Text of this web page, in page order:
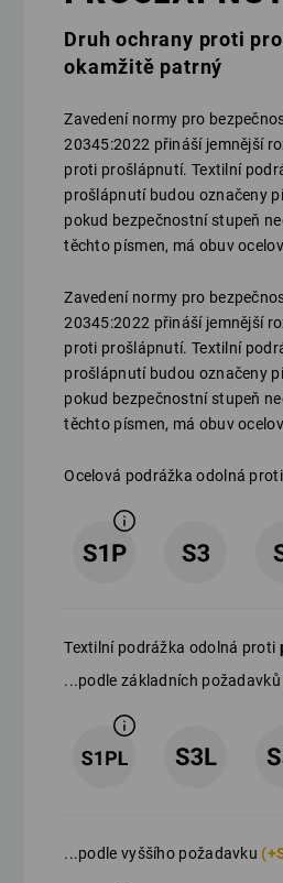
Druh ochrany proti
okamžitě patrný
Zavedení normy pro
20345:2022 přináší jemnější
proti prošlápnutí. Textilní
prošlápnutí budou označeny
pokud bezpečnostní stupeň
těchto písmen, má obuv
Zavedení normy pro
20345:2022 přináší jemnější
proti prošlápnutí. Textilní
prošlápnutí budou označeny
pokud bezpečnostní stupeň
těchto písmen, má obuv
Ocelová podrážka odolná
Textilní podrážka odolná proti
...podle základních požadavků
...podle vyššího požadavku